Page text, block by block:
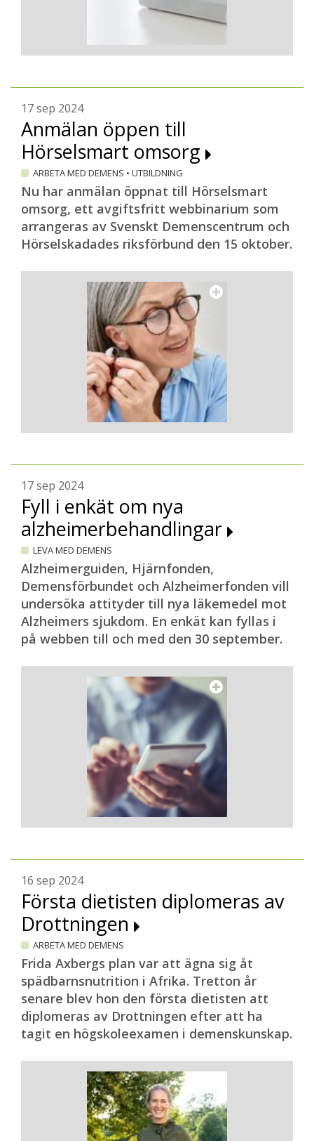
17 sep 2024
Anmälan öppen till
Hörselsmart omsorg
ARBETA MED DEMENS • UTBILDNING
Nu har anmälan öppnat till Hörselsmart
omsorg, ett avgiftsfritt webbinarium som
arrangeras av Svenskt Demenscentrum och
Hörselskadades riksförbund den 15 oktober.
17 sep 2024
Fyll i enkät om nya
alzheimerbehandlingar
LEVA MED DEMENS
Alzheimerguiden, Hjärnfonden,
Demensförbundet och Alzheimerfonden vill
undersöka attityder till nya läkemedel mot
Alzheimers sjukdom. En enkät kan fyllas i
på webben till och med den 30 september.
16 sep 2024
Första dietisten diplomeras av
Drottningen
ARBETA MED DEMENS
Frida Axbergs plan var att ägna sig åt
spädbarnsnutrition i Afrika. Tretton år
senare blev hon den första dietisten att
diplomeras av Drottningen efter att ha
tagit en högskoleexamen i demenskunskap.